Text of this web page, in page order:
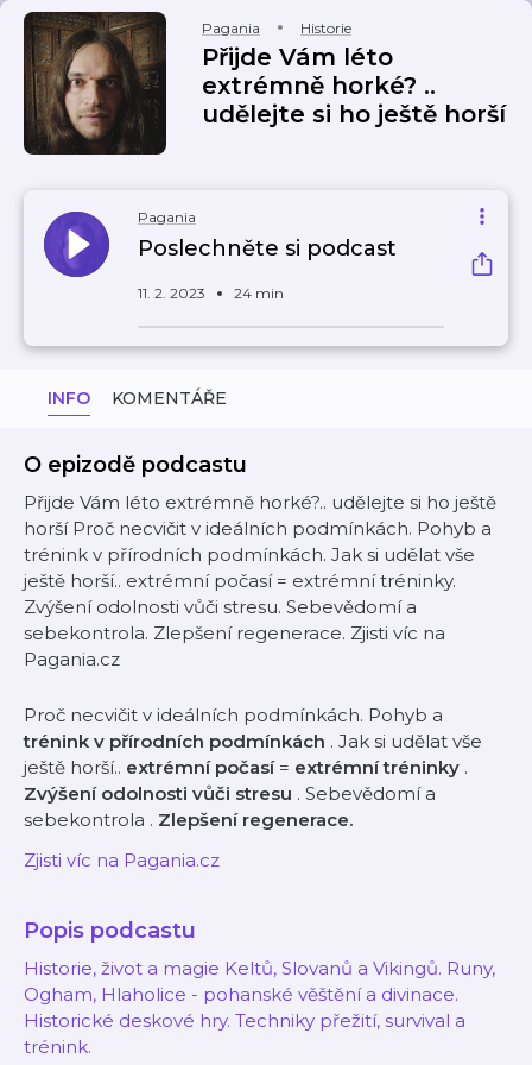
Pagania Historie
Přijde Vám léto
extrémně horké? ..
udělejte si ho ještě horší
Pagania
Poslechněte si podcast
11. 2. 2023 24 min
INFO KOMENTÁŘE
O epizodě podcastu
Přijde Vám léto extrémně horké?.. udělejte si ho ještě
horší Proč necvičit v ideálních podmínkách. Pohyb a
trénink v přírodních podmínkách. Jak si udělat vše
ještě horší.. extrémní počasí = extrémní tréninky.
Zvýšení odolnosti vůči stresu. Sebevědomí a
sebekontrola. Zlepšení regenerace. Zjisti víc na
Pagania.cz
Proč necvičit v ideálních podmínkách. Pohyb a
trénink v přírodních podmínkách . Jak si udělat vše
ještě horší.. extrémní počasí = extrémní tréninky .
Zvýšení odolnosti vůči stresu . Sebevědomí a
sebekontrola . Zlepšení regenerace.
Zjisti víc na Pagania.cz
Popis podcastu
Historie, život a magie Keltů, Slovanů a Vikingů. Runy,
Ogham, Hlaholice - pohanské věštění a divinace.
Historické deskové hry. Techniky přežití, survival a
trénink.